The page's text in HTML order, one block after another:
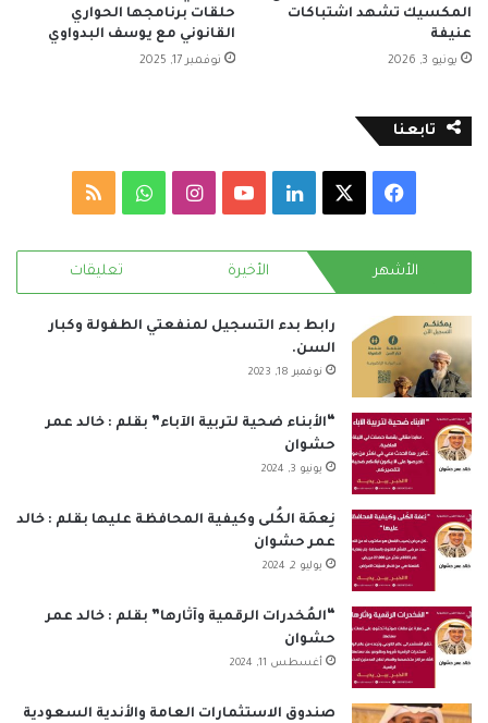
المكسيك تشهد اشتباكات
عنيفة
يونيو 3, 2026
حلقات برنامجها الحواري
القانوني مع يوسف البدواوي
نوفمبر 17, 2025
تابعنا
فيسبوك لينكدإن‫YouTubeانستقرامواتسابملخص
RSS الأشهر الأخيرة تعليقات
رابط بدء التسجيل لمنفعتي الطفولة وكبار
السن.
نوفمبر 18, 2023
“الأبناء ضحية لتربية الآباء” بقلم : خالد عمر
حشوان
يونيو 3, 2024
نِعمَة الكُلى وكيفية المحافظة عليها بقلم : خالد
عمر حشوان
يوليو 2, 2024
“المُخدرات الرقمية وآثارها” بقلم : خالد عمر
حشوان
أغسطس 11, 2024
صندوق الاستثمارات العامة والأندية السعودية